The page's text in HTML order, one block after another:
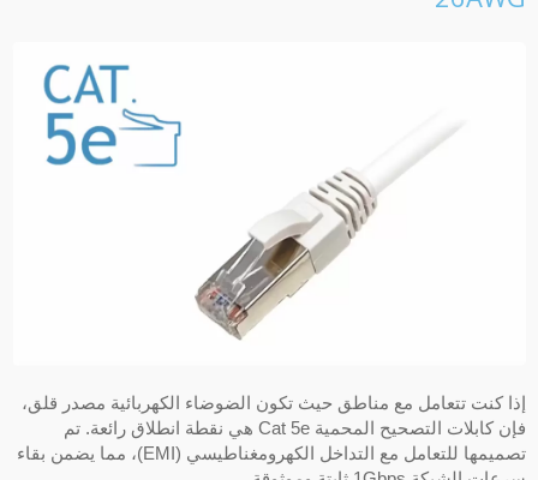
كنت تتعامل مع مناطق حيث تكون الضوضاء الكهربائية مصدر قلق،
فإن كابلات التصحيح المحمية Cat 5e هي نقطة انطلاق رائعة. تم
تصميمها للتعامل مع التداخل الكهرومغناطيسي (EMI)، مما يضمن بقاء